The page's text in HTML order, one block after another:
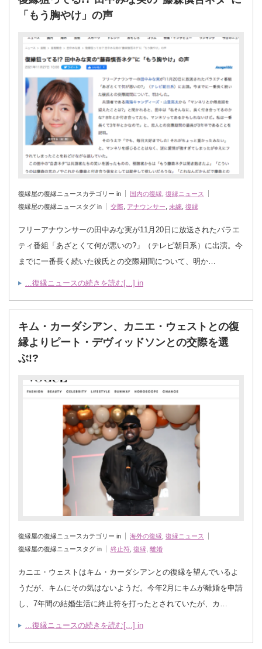
「もう胸やけ」の声
復縁屋の復縁ニュースカテゴリー in 国内の復縁 復縁ニュース
復縁屋の復縁ニュースタグ in
交際 アナウンサー 未練 復縁
フリーアナウンサーの田中みな実が11月20日に放送されたバラエ
ティ番組「あざとくて何が悪いの?」（テレビ朝日系）に出演。今
までに一番長く続いた彼氏との交際期間について、明か…
...復縁ニュースの続きを読む[...] in
キム・カーダシアン、カニエ・ウェストとの復
縁よりピート・デヴィッドソンとの交際を選
ぶ!?
復縁屋の復縁ニュースカテゴリー in 海外の復縁 復縁ニュース
復縁屋の復縁ニュースタグ in
終止符 復縁 離婚
カニエ・ウェストはキム・カーダシアンとの復縁を望んでいるよ
うだが、キムにその気はないようだ。今年2月にキムが離婚を申請
し、7年間の結婚生活に終止符を打ったとされていたが、カ…
...復縁ニュースの続きを読む[...] in